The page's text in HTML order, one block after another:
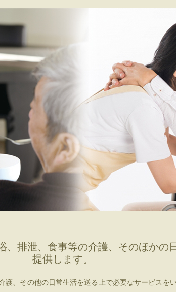
ホーム 高梁2号館
ホーム みつばちハウス
ホーム 大元シルバーメイツ
有料老人ホーム 恵風
有料老人ホーム テラス藤
健施設 倉敷藤戸荘（入所・リハ）
排泄、食事等の介護、そのほかの
提供します。
、その他の日常生活を送る上で必要なサービスを